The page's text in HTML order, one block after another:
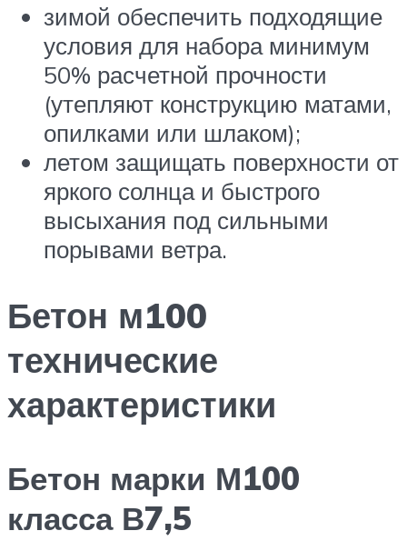
зимой обеспечить подходящие
условия для набора минимум
50% расчетной прочности
(утепляют конструкцию матами,
опилками или шлаком);
летом защищать поверхности от
яркого солнца и быстрого
высыхания под сильными
порывами ветра.
Бетон м100
технические
характеристики
Бетон марки М100
класса В7,5